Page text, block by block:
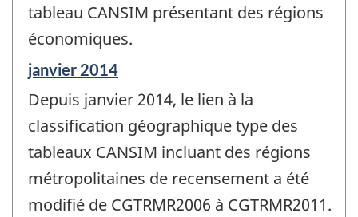
-
tableau CANSIM présentant des régions
économiques.
Période
référence
de
-
janvier 2014
Depuis janvier 2014, le lien à la
classification géographique type des
tableaux CANSIM incluant des régions
métropolitaines de recensement a été
modifié de CGTRMR2006 à CGTRMR2011.